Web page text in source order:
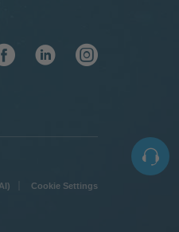
Cookie Settings